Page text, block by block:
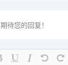
期待您的回复！